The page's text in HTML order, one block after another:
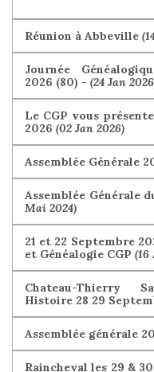
Réunion à Abbeville
Journée
2026 (80) - (24 Jan
Le CGP vous
2026 (02 Jan 2026)
Assemblée Générale
Assemblée Générale
Mai 2024)
21 et 22 Septembre
et Généalogie CGP (16
Chateau-Thierry
Histoire 28 29
Assemblée générale
Raincheval les 29 &